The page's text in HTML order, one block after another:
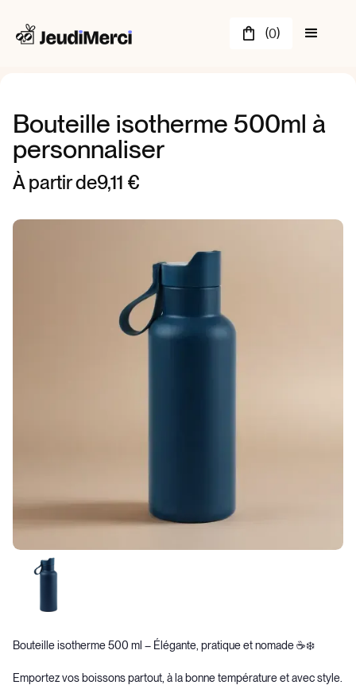
(0)
Bouteille isotherme 500ml à
personnaliser
À partir de9,11 €
Bouteille isotherme 500 ml – Élégante, pratique et nomade ☕❄️
Emportez vos boissons partout, à la bonne température et avec style.